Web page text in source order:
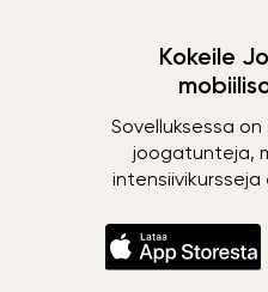
Kokeile
Sovelluksessa
joogatunteja,
intensiivikursseja